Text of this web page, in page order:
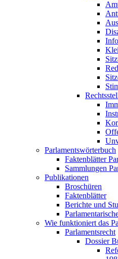
Parlamentswörterbuch
Faktenblätter
Sammlungen
Publikationen
Broschüren
Faktenblätter
Berichte und
Wie funktioniert das
Parlamentsrecht
Dossier